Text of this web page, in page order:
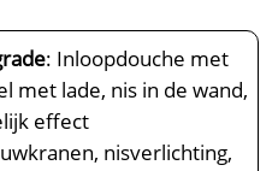
: Inloopdouche met
met lade, nis in de wand,
effect
nisverlichting,